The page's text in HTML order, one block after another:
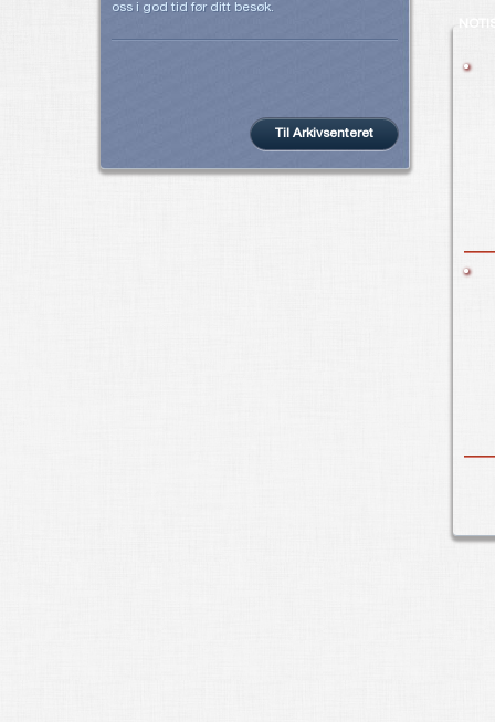
oss i god tid før ditt besøk.
Til Arkivsenteret